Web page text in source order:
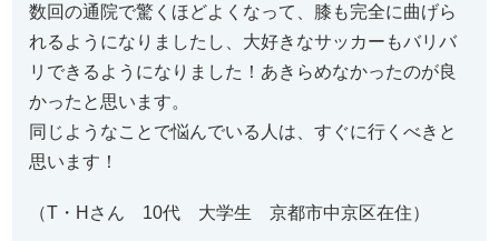
数回の通院で驚くほどよくなって、膝も完全に曲げら
れるようになりましたし、大好きなサッカーもバリバ
リできるようになりました！あきらめなかったのが良
かったと思います。
同じようなことで悩んでいる人は、すぐに行くべきと
思います！
（T・Hさん 10代 大学生 京都市中京区在住）